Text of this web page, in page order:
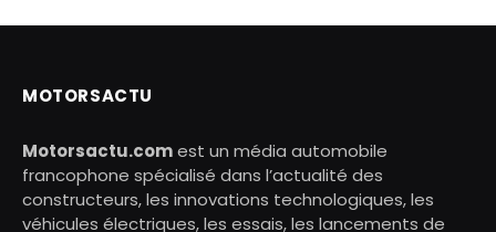
MOTORSACTU
Motorsactu.comest un média automobile
francophone spécialisé dans l’actualité des
constructeurs, les innovations technologiques, les
véhicules électriques, les essais, les lancements de